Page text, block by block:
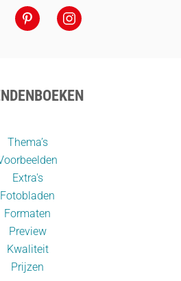
Thema’s
Extra's
Fotobladen
Formaten
Preview
Kwaliteit
Prijzen